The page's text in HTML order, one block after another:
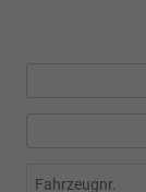
Fahrzeugnr.